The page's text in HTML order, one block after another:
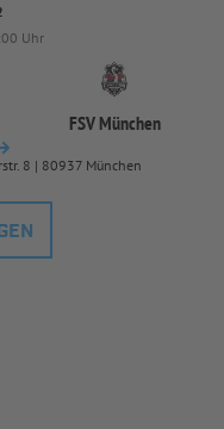
Uhr
FSV München
8 | 80937 München